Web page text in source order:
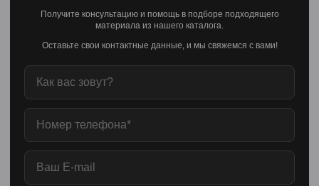
Получите консультацию и помощь в подборе подходящего
материала из нашего каталога.
Оставьте свои контактные данные, и мы свяжемся с вами!